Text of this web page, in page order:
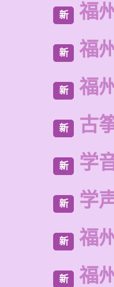
新 福
新 福
新 福
新 古
新 学
新 学
新 福
新 福